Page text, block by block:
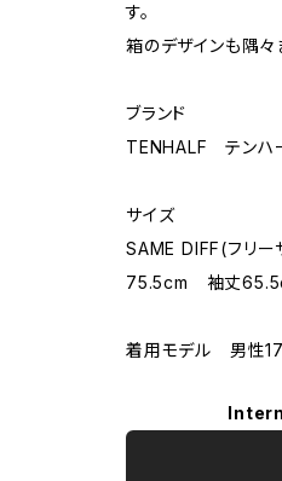
す。
箱のデザインも隅々
ブランド
TENHALF テンハ
サイズ
SAME DIFF(フリ
75.5cm 袖丈
着用モデル 男性